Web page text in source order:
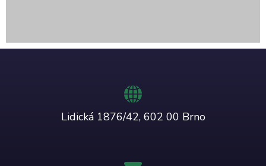
Lidická 1876/42, 602 00 Brno